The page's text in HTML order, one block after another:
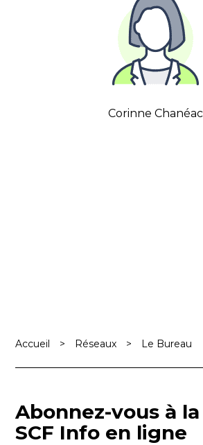
Corinne Chanéac
Accueil > Réseaux > Le Bureau
Abonnez-vous à
SCF Info en ligne